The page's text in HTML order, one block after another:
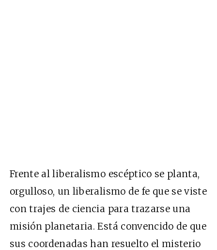
Frente al liberalismo escéptico se planta,
orgulloso, un liberalismo de fe que se viste
con trajes de ciencia para trazarse una
misión planetaria. Está convencido de que
sus coordenadas han resuelto el misterio